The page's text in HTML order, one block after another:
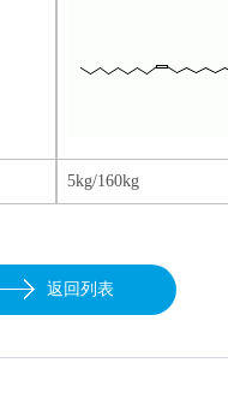
5kg/160kg
返回列表